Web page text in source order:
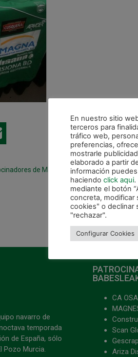
de Magna Navarra
navarro de
temporada
de España, sólo
Pozo Murcia.
CA
Scan
Gescrap
Ariza
En nuestro sitio
terceros para
tráfico web,
preferencias,
mostrarle
elaborado a partir
información
haciendo click aqui.
mediante el botón
concreta, modificar
cookies" o declinar
"rechazar".
Configurar Cookies